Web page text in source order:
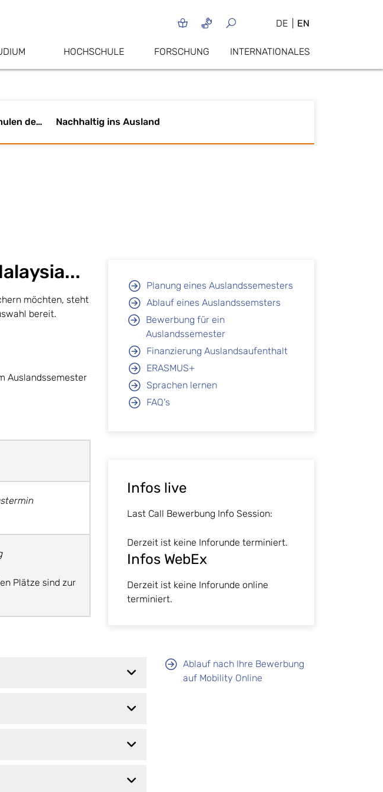
DE EN
HOCHSCHULE FORSCHUNG INTERNATIONALES
Partnerhochschulen der Fakultät Informatik Nachhaltig ins Ausland
möchten, steht
bereit.
Auslandssemester
Plätze sind zur
Planung eines Auslandssemesters
Ablauf eines Auslandssemsters
Bewerbung für ein
Auslandssemester
Finanzierung Auslandsaufenthalt
ERASMUS+
Sprachen lernen
FAQ's
Infos live
Last Call Bewerbung Info Session:
Derzeit ist keine Inforunde terminiert.
Infos WebEx
Derzeit ist keine Inforunde online
terminiert.
Ablauf nach Ihre Bewerbung
auf Mobility Online